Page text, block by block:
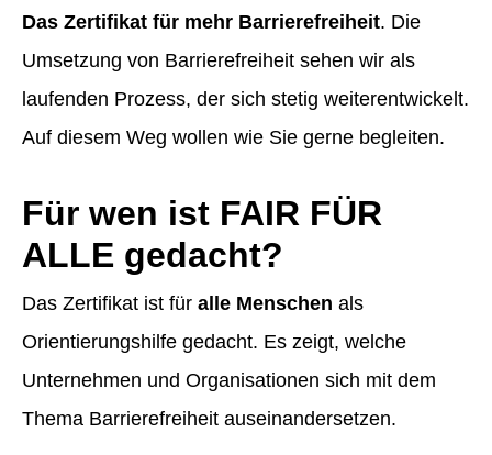
Das Zertifikat für mehr Barrierefreiheit. Die
Umsetzung von Barrierefreiheit sehen wir als
laufenden Prozess, der sich stetig weiterentwickelt.
Auf diesem Weg wollen wie Sie gerne begleiten.
Für wen ist FAIR FÜR
ALLE gedacht?
Das Zertifikat ist für alle Menschen als
Orientierungshilfe gedacht. Es zeigt, welche
Unternehmen und Organisationen sich mit dem
Thema Barrierefreiheit auseinandersetzen.